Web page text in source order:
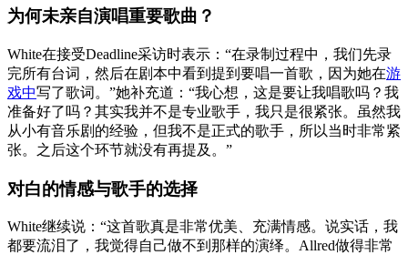
为何未亲自演唱重要歌曲？
White在接受Deadline采访时表示：“在录制过程中，我们先录
完所有台词，然后在剧本中看到提到要唱一首歌，因为她在游
戏中写了歌词。”她补充道：“我心想，这是要让我唱歌吗？我
准备好了吗？其实我并不是专业歌手，我只是很紧张。虽然我
从小有音乐剧的经验，但我不是正式的歌手，所以当时非常紧
张。之后这个环节就没有再提及。”
对白的情感与歌手的选择
White继续说：“这首歌真是非常优美、充满情感。说实话，我
都要流泪了，我觉得自己做不到那样的演绎。Allred做得非常